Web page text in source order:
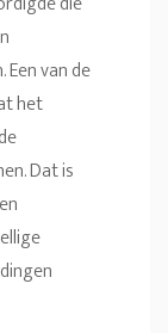
van de
het
Dat is